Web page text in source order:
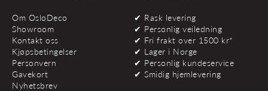
Om OsloDeco
Showroom
Kontakt oss
Kjøpsbetingelser
Personvern
Gavekort
Nyhetsbrev
✔ Rask levering
✔ Personlig veiledning
✔ Fri frakt over 1500 kr*
✔ Lager i Norge
✔ Personlig kundeservice
✔ Smidig hjemlevering